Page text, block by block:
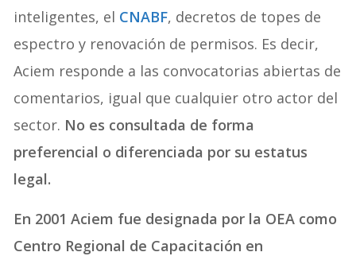
inteligentes, el CNABF, decretos de topes de
espectro y renovación de permisos. Es decir,
Aciem responde a las convocatorias abiertas de
comentarios, igual que cualquier otro actor del
sector. No es consultada de forma
preferencial o diferenciada por su estatus
legal.
En 2001 Aciem fue designada por la OEA como
Centro Regional de Capacitación en